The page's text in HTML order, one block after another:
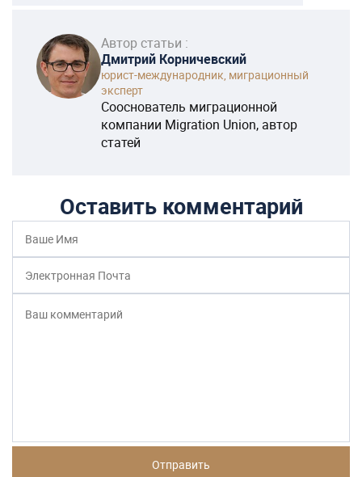
Автор статьи :
Дмитрий Корничевский
юрист-международник, миграционный
эксперт
Сооснователь миграционной
компании Migration Union, автор
статей
Оставить комментарий